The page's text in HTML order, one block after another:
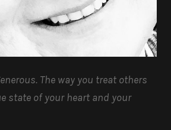
The way you treat others
state of your heart and your